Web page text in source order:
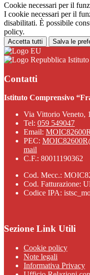
Cookie necessari per il
I cookie necessari per il
disabilitati. È possibile
policy.
Accetta tutti Salva le
Contatti
Istituto Comprensivo
Via Vittorio Veneto,
Tel: 059 549047
Email:
PEC:
mail
C.F.: 80011190362
Cod. Mecc.:
Cod. Fatturazione:
Codice IPA:
Sezione Link Utili
Cookie policy
Note legali
Informativa Privacy